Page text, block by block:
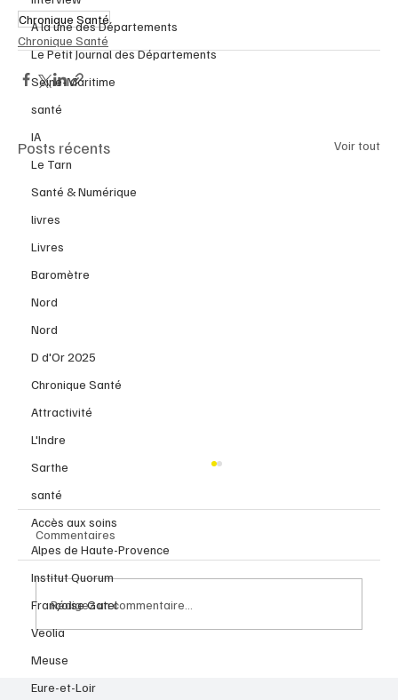
À la une des Départements
Le Petit Journal des Départements
Seine-Maritime
santé
IA
Le Tarn
Santé & Numérique
livres
Livres
Baromètre
Nord
Nord
D d'Or 2025
Chronique Santé
Attractivité
L'Indre
Sarthe
santé
Accès aux soins
Alpes de Haute-Provence
Institut Quorum
Françoise Gatel
Veolia
Meuse
Eure-et-Loir
Chronique Santé
Chronique Santé
Posts récents Voir tout
La Chronique Santé
Commentaires
Rédigez un commentaire...